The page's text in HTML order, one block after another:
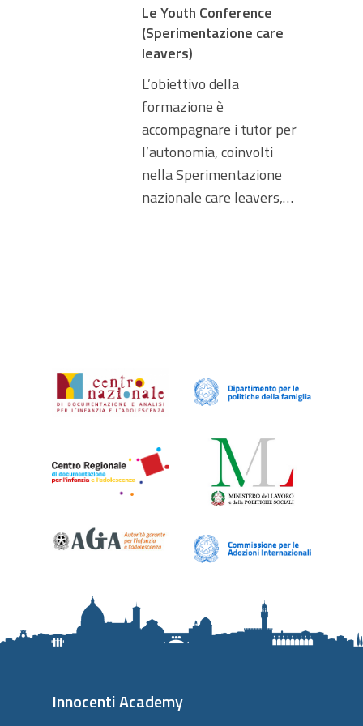
Le Youth Conference
(Sperimentazione care
leavers)
L’obiettivo della
formazione è
accompagnare i tutor per
l’autonomia, coinvolti
nella Sperimentazione
nazionale care leavers,…
Innocenti Academy